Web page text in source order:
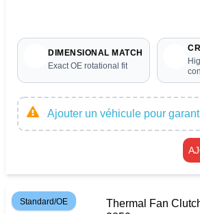
DIMENSIONAL MATCH
Exact OE rotational fit
Ajouter un véhicule pour
Standard/OE
Thermal Fan